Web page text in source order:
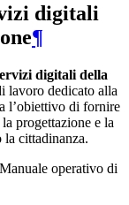
digitali
¶
digitali della
lavoro dedicato alla
l’obiettivo di fornire
progettazione e la
cittadinanza.
operativo di